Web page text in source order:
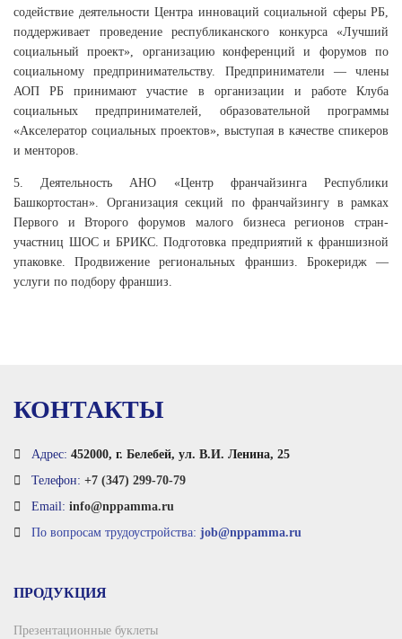
содействие деятельности Центра инноваций социальной сферы РБ,
поддерживает проведение республиканского конкурса «Лучший
социальный проект», организацию конференций и форумов по
социальному предпринимательству. Предприниматели — члены
АОП РБ принимают участие в организации и работе Клуба
социальных предпринимателей, образовательной программы
«Акселератор социальных проектов», выступая в качестве спикеров
и менторов.
5. Деятельность АНО «Центр франчайзинга Республики
Башкортостан». Организация секций по франчайзингу в рамках
Первого и Второго форумов малого бизнеса регионов стран-
участниц ШОС и БРИКС. Подготовка предприятий к франшизной
упаковке. Продвижение региональных франшиз. Брокеридж —
услуги по подбору франшиз.
КОНТАКТЫ
Адрес: 452000, г. Белебей, ул. В.И. Ленина, 25
Телефон: +7 (347) 299-70-79
Email: info@nppamma.ru
По вопросам трудоустройства: job@nppamma.ru
ПРОДУКЦИЯ
Презентационные буклеты